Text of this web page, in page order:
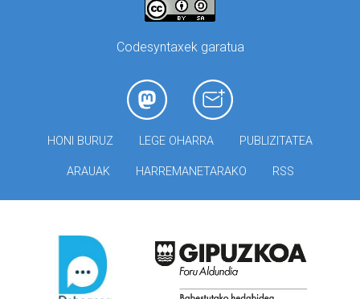
Codesyntaxek garatua
HONI BURUZ LEGE OHARRA PUBLIZITATEA
ARAUAK HARREMANETARAKO RSS